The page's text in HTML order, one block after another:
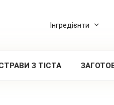
Інгредієнти
З ТІСТА